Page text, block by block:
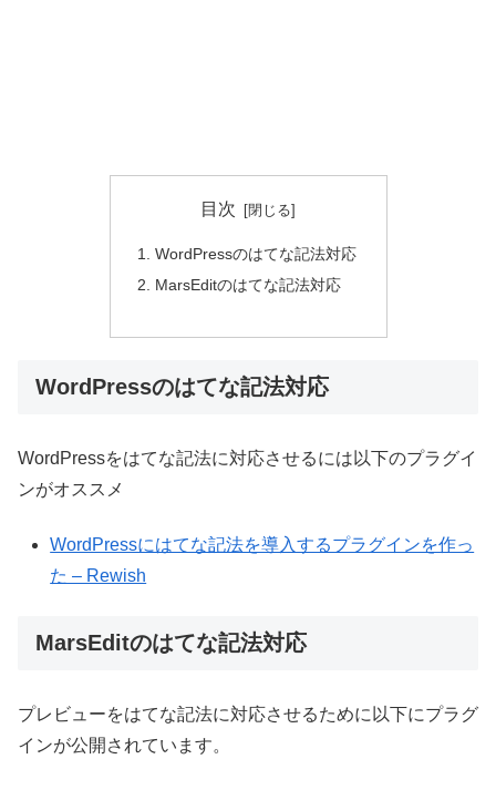
目次
WordPressのはてな記法対応
MarsEditのはてな記法対応
WordPressのはてな記法対応
WordPressをはてな記法に対応させるには以下のプラグイ
ンがオススメ
WordPressにはてな記法を導入するプラグインを作っ
た – Rewish
MarsEditのはてな記法対応
プレビューをはてな記法に対応させるために以下にプラグ
インが公開されています。